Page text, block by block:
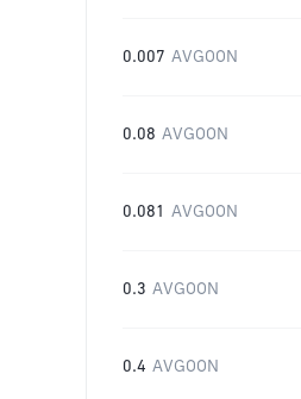
0.007 AVGOON
0.08 AVGOON
0.081 AVGOON
0.3 AVGOON
0.4 AVGOON